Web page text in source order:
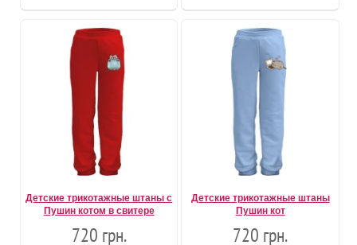
Детские трикотажные штаны с
Пушин котом в свитере
720 грн.
Детские трикотажные штаны
Пушин кот
720 грн.